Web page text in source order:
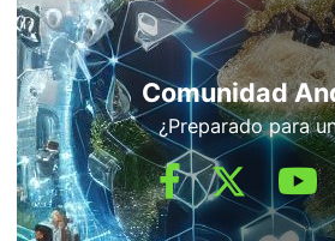
Comunidad
¿Preparado para